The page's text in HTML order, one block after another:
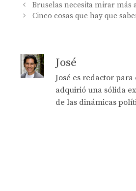
Bruselas necesita mirar más
Cinco cosas que hay que
José
José es redactor
adquirió una sólida
de las dinámicas